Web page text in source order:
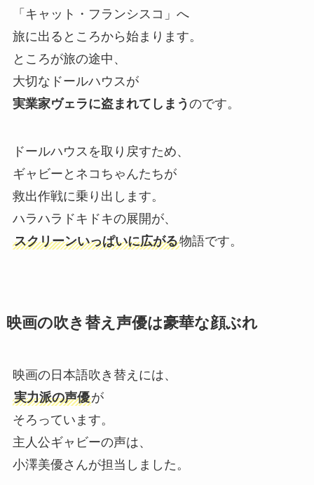
「キャット・フランシスコ」へ
旅に出るところから始まります。
ところが旅の途中、
大切なドールハウスが
実業家ヴェラに盗まれてしまう のです。
ドールハウスを取り戻すため、
ギャビーとネコちゃんたちが
救出作戦に乗り出します。
ハラハラドキドキの展開が、
スクリーンいっぱいに広がる物語です。
映画の吹き替え声優は豪華な顔ぶれ
映画の日本語吹き替えには、
実力派の声優が
そろっています。
主人公ギャビーの声は、
小澤美優さんが担当しました。